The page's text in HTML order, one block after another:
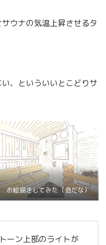
ウナの気温上昇させるタ
、といういいとこどりサ
お絵描きしてみた（急だな）
ーン上部のライトが